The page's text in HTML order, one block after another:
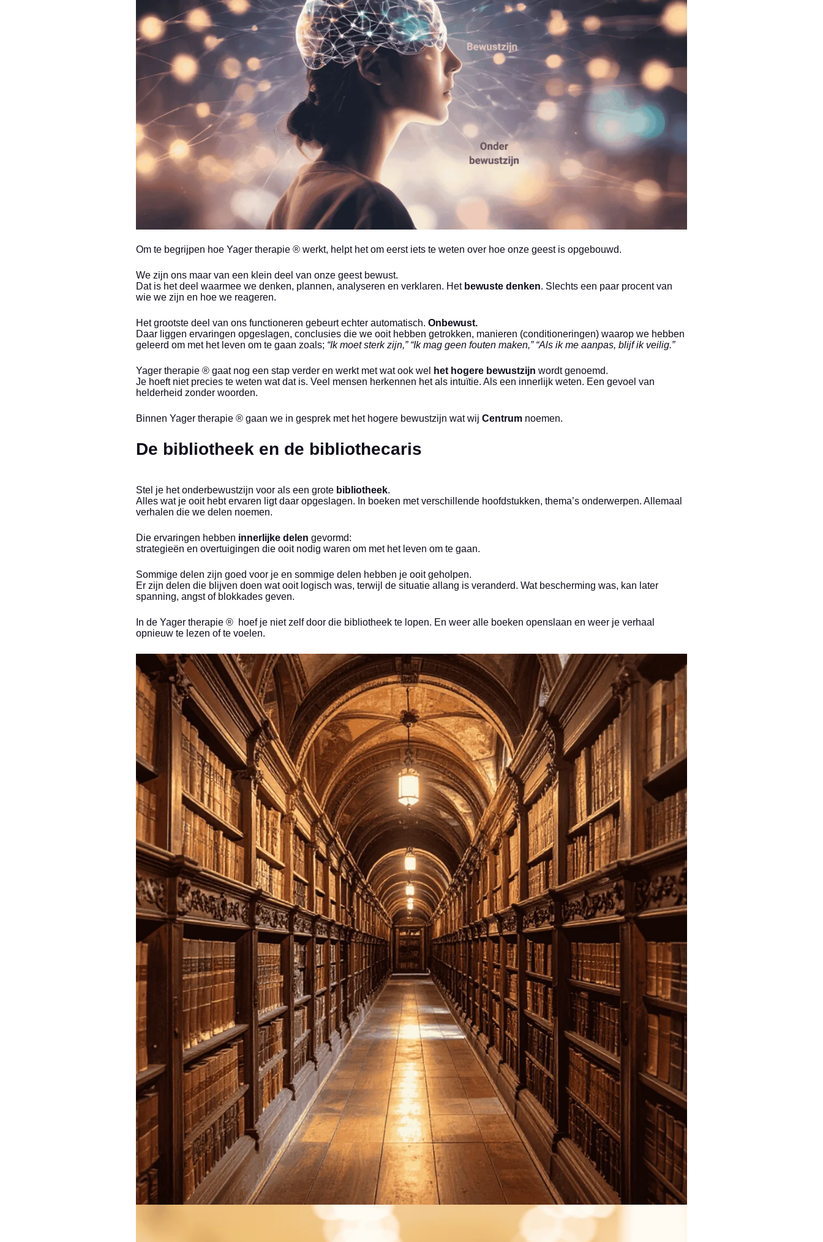
Om te begrijpen hoe Yager therapie ® werkt, helpt het om eerst iets te weten over hoe onze geest is opgebouwd.
We zijn ons maar van een klein deel van onze geest bewust.
Dat is het deel waarmee we denken, plannen, analyseren en verklaren. Het bewuste denken. Slechts een paar procent van
wie we zijn en hoe we reageren.
Het grootste deel van ons functioneren gebeurt echter automatisch. Onbewust.
Daar liggen ervaringen opgeslagen, conclusies die we ooit hebben getrokken, manieren (conditioneringen) waarop we hebben
geleerd om met het leven om te gaan zoals; “Ik moet sterk zijn,” “Ik mag geen fouten maken,” “Als ik me aanpas, blijf ik veilig.”
Yager therapie ® gaat nog een stap verder en werkt met wat ook wel het hogere bewustzijn wordt genoemd.
Je hoeft niet precies te weten wat dat is. Veel mensen herkennen het als intuïtie. Als een innerlijk weten. Een gevoel van
helderheid zonder woorden.
Binnen Yager therapie ® gaan we in gesprek met het hogere bewustzijn wat wij Centrum noemen.
De bibliotheek en de bibliothecaris
Stel je het onderbewustzijn voor als een grote bibliotheek.
Alles wat je ooit hebt ervaren ligt daar opgeslagen. In boeken met verschillende hoofdstukken, thema’s onderwerpen. Allemaal
verhalen die we delen noemen.
Die ervaringen hebben innerlijke delen gevormd:
strategieën en overtuigingen die ooit nodig waren om met het leven om te gaan.
Sommige delen zijn goed voor je en sommige delen hebben je ooit geholpen.
Er zijn delen die blijven doen wat ooit logisch was, terwijl de situatie allang is veranderd. Wat bescherming was, kan later
spanning, angst of blokkades geven.
In de Yager therapie ® hoef je niet zelf door die bibliotheek te lopen. En weer alle boeken openslaan en weer je verhaal
opnieuw te lezen of te voelen.